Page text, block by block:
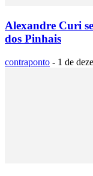
Alexandre Curi
dos Pinhais
contraponto - 1 de